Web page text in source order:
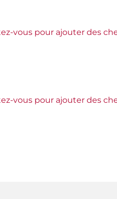
vous pour ajouter des
vous pour ajouter des